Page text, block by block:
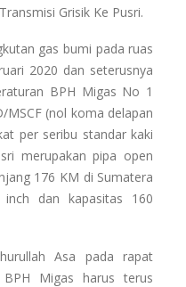
Grisik Ke Pusri.
gas bumi pada ruas
2020 dan seterusnya
BPH Migas No 1
MSCF (nol koma delapan
per seribu standar kaki
merupakan pipa open
176 KM di Sumatera
dan kapasitas 160
Asa pada rapat
Migas harus terus